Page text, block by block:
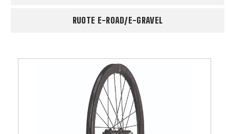
RUOTE E-ROAD/E-GRAVEL